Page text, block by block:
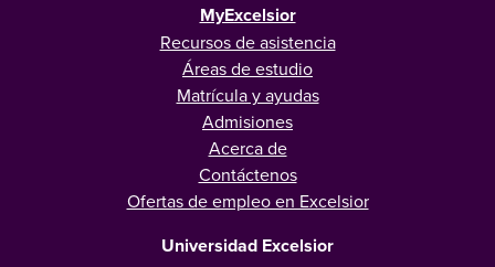
MyExcelsior
Recursos de asistencia
Áreas de estudio
Matrícula y ayudas
Admisiones
Acerca de
Contáctenos
Ofertas de empleo en Excelsior
Universidad Excelsior